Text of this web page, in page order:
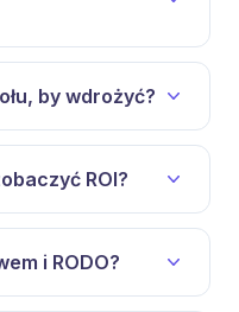
by wdrożyć?
ROI?
i RODO?